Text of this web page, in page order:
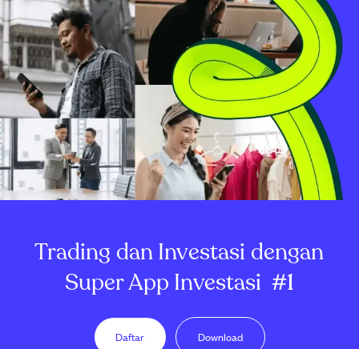
Trading dan Investasi dengan
Super App Investasi #1
Daftar Download